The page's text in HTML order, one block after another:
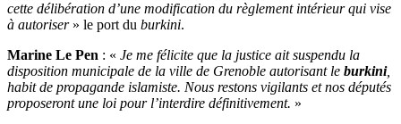
cette délibération d’une modification du règlement intérieur qui vise
à autoriser» le port du burkini.
Marine Le Pen : « Je me félicite que la justice ait suspendu la
disposition municipale de la ville de Grenoble autorisant le burkini,
habit de propagande islamiste. Nous restons vigilants et nos députés
proposeront une loi pour l’interdire définitivement. »